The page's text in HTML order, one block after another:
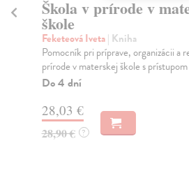
Škola v prírode v
škole
Feketeová Iveta| Kniha
Pomocník pri príprave, organizácii a
prírode v materskej škole s
Do 4 dní
28,03 €
28,90 € ?